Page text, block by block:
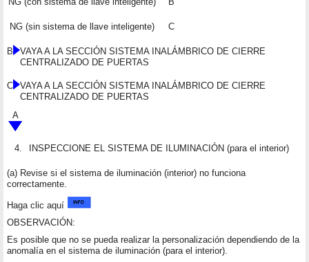
NG (sin sistema de llave inteligente) C
B
VAYA A LA SECCIÓN SISTEMA INALÁMBRICO DE CIERRE
CENTRALIZADO DE PUERTAS
C
VAYA A LA SECCIÓN SISTEMA INALÁMBRICO DE CIERRE
CENTRALIZADO DE PUERTAS
A
4. INSPECCIONE EL SISTEMA DE ILUMINACIÓN (para el interior)
(a) Revise si el sistema de iluminación (interior) no funciona
correctamente.
Haga clic aquí
OBSERVACIÓN:
Es posible que no se pueda realizar la personalización dependiendo de la
anomalía en el sistema de iluminación (para el interior).